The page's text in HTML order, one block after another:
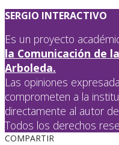
SERGIO INTERACTIVO
Es un proyecto
la Comunicación de
Arboleda.
Las opiniones
comprometen a la
directamente al autor
Todos los derechos
COMPARTIR